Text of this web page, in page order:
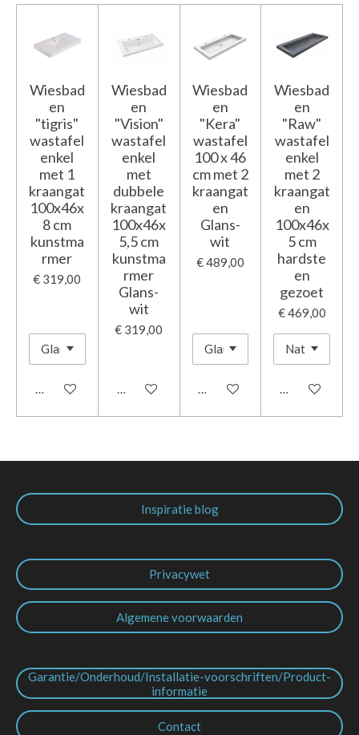
Wiesbad
en
"tigris"
wastafel
enkel
met 1
kraangat
100x46x
8 cm
kunstma
rmer
€ 319,00
In winkelwagen
Wiesbad
en
"Vision"
wastafel
enkel
met
dubbele
kraangat
100x46x
5,5 cm
kunstma
rmer
Glans-
wit
€ 319,00
In winkelwagen
Wiesbad
en
"Kera"
wastafel
100 x 46
cm met 2
kraangat
en
Glans-
wit
€ 489,00
In winkelwagen
Wiesbad
en
"Raw"
wastafel
enkel
met 2
kraangat
en
100x46x
5 cm
hardste
en
gezoet
€ 469,00
In
Inspiratie blog
Privacywet
Algemene voorwaarden
Garantie/Onderhoud/Installatie-voorschriften/Product-
informatie
Contact